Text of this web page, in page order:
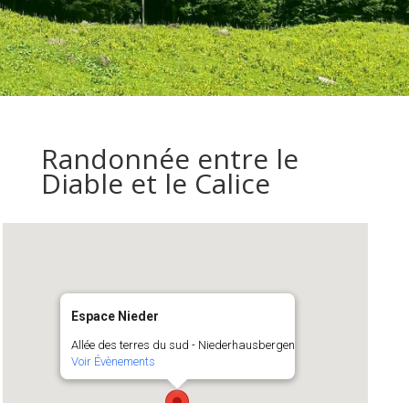
Randonnée entre le
Diable et le Calice
Espace Nieder
Allée des terres du sud - Niederhausbergen
Voir Évènements